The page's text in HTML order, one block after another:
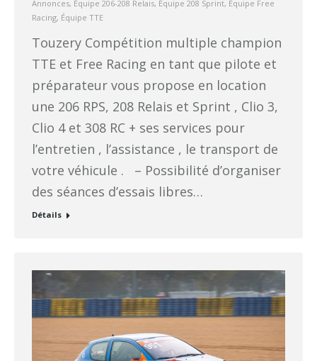
Annonces, Équipe 206-208 Relais, Équipe 208 Sprint, Équipe Free
Racing, Équipe TTE
Touzery Compétition multiple champion
TTE et Free Racing en tant que pilote et
préparateur vous propose en location
une 206 RPS, 208 Relais et Sprint , Clio 3,
Clio 4 et 308 RC + ses services pour
l’entretien , l’assistance , le transport de
votre véhicule . – Possibilité d’organiser
des séances d’essais libres…
Détails